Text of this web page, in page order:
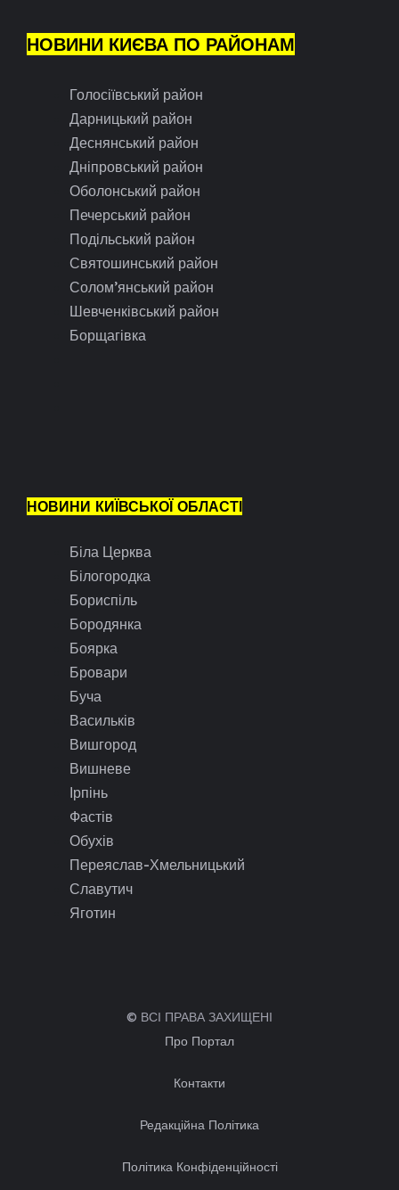
НОВИНИ КИЄВА ПО РАЙОНАМ
Голосіївський район
Дарницький район
Деснянський район
Дніпровський район
Оболонський район
Печерський район
Подільський район
Святошинський район
Солом’янський район
Шевченківський район
Борщагівка
НОВИНИ КИЇВСЬКОЇ ОБЛАСТІ
Біла Церква
Білогородка
Бориспіль
Бородянка
Боярка
Бровари
Буча
Васильків
Вишгород
Вишневе
Ірпінь
Фастів
Обухів
Переяслав-Хмельницький
Славутич
Яготин
© ВСІ ПРАВА ЗАХИЩЕНІ
Про Портал
Контакти
Редакційна Політика
Політика Конфіденційності